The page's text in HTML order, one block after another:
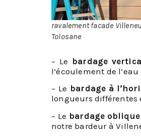
ravalement facade
Tolosane
– Le bardage
l’écoulement de
– Le bardage à
longueurs différentes
– Le bardage oblique
notre bardeur à